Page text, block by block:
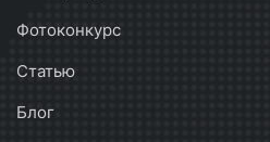
Фотоконкурс
Статью
Блог